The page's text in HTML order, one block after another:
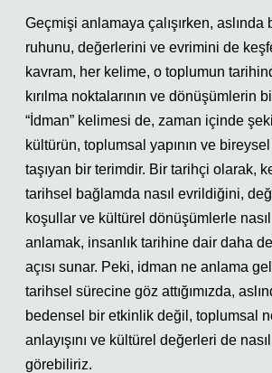
Geçmişi anlamaya çalışırken, aslında
ruhunu, değerlerini ve evrimini de
kavram, her kelime, o toplumun
kırılma noktalarının ve dönüşümlerin
“İdman” kelimesi de, zaman içinde
kültürün, toplumsal yapının ve
taşıyan bir terimdir. Bir tarihçi olarak,
tarihsel bağlamda nasıl evrildiğini,
koşullar ve kültürel dönüşümlerle
anlamak, insanlık tarihine dair daha
açısı sunar. Peki, idman ne anlama
tarihsel sürecine göz attığımızda,
bedensel bir etkinlik değil, toplumsal
anlayışını ve kültürel değerleri de
görebiliriz.